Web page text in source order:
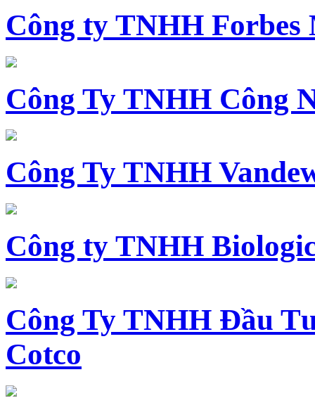
Công ty TNHH
Công Ty TNHH Công
Công Ty TNHH
Công ty TNHH
Công Ty TNHH Đầu
Cotco